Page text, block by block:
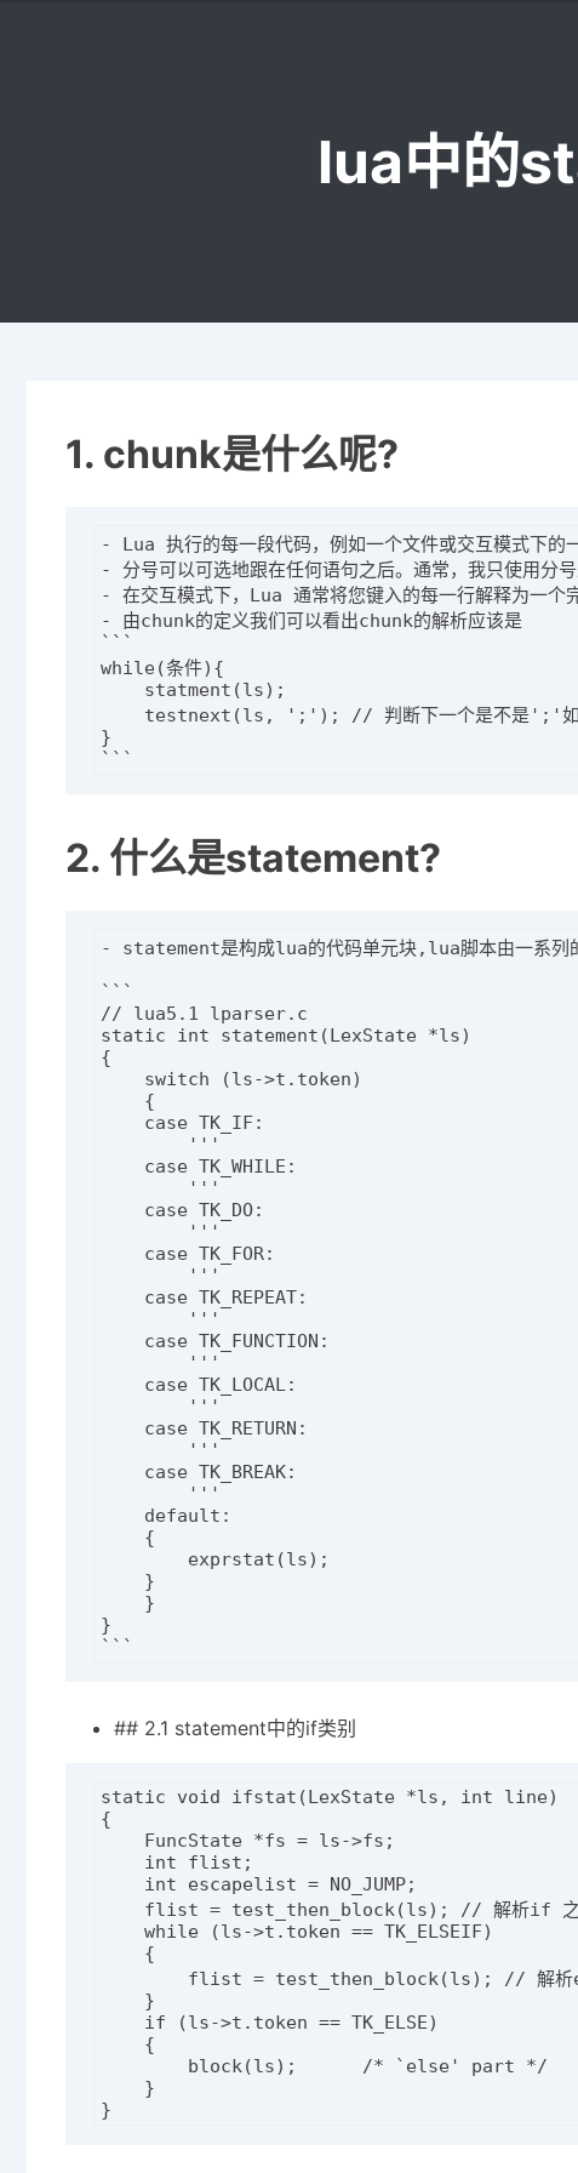
lua中的
1. chunk是什么呢?
- Lua 执行的每一段代码，例如一个文件或交互模式下的
- 分号可以可选地跟在任何语句之后。通常，我只使用分
- 在交互模式下，Lua 通常将您键入的每一行解释为一个
- 由chunk的定义我们可以看出chunk的解析应该是
```
while(条件){
    statment(ls);
testnext(ls, ';'); // 判断下一个是不是';'如
}
2. 什么是statement?
- statement是构成lua的代码单元块,lua脚本由一系
```
// lua5.1 lparser.c
static int statement(LexState *ls)
{
    switch (ls->t.token)
    {
    case TK_IF:
        '''
    case TK_WHILE:
        '''
    case TK_DO:
        '''
    case TK_FOR:
        '''
    case TK_REPEAT:
        '''
    case TK_FUNCTION:
        '''
    case TK_LOCAL:
        '''
    case TK_RETURN:
        '''
    case TK_BREAK:
        '''
    default:
    {
        exprstat(ls);
    }
    }
}
## 2.1 statement中的if类别
static void ifstat(LexState *ls, int line)
{
    FuncState *fs = ls->fs;
    int flist;
    int escapelist = NO_JUMP;
flist = test_then_block(ls); // 解析if 之
    while (ls->t.token == TK_ELSEIF)
    {
flist = test_then_block(ls); // 解析
    }
    if (ls->t.token == TK_ELSE)
    {
        block(ls);      /* `else' part */
    }